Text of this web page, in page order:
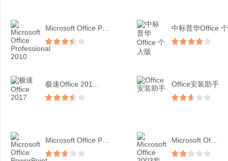
Microsoft Office Pro... 中标普华Office
极速Office 201... Office安装助手
Microsoft Office Pow... Microsoft Of...